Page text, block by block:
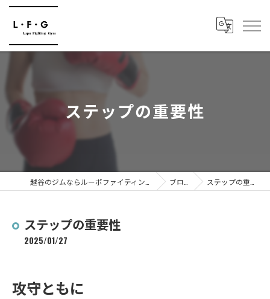
ステップの重要性
ブログ ステップの重要性
ステップの重要性
2025/01/27
攻守ともに